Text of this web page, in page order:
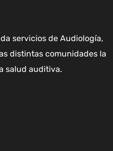
servicios de Audiología,
distintas comunidades la
salud auditiva.